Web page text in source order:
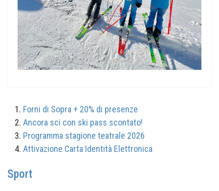
Forni di Sopra + 20% di presenze
Ancora sci con ski pass scontato!
Programma stagione teatrale 2026
Attivazione Carta Identità Elettronica
Sport